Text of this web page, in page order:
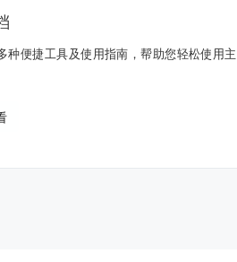
种便捷工具及使用指南，帮助您轻松使用主